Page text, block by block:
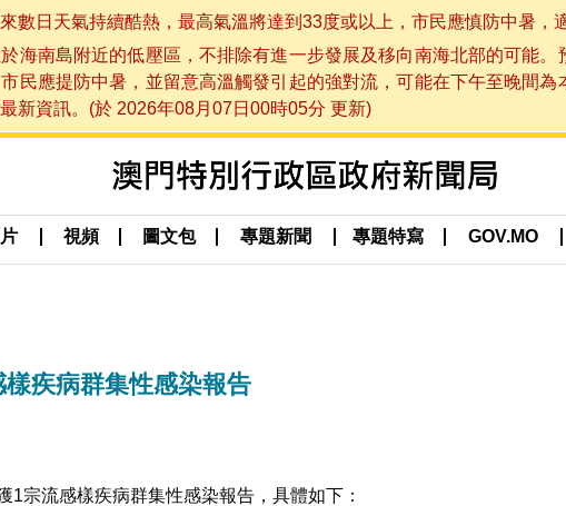
數日天氣持續酷熱，最高氣溫將達到33度或以上，市民應慎防中暑，
海南島附近的低壓區，不排除有進一步發展及移向南海北部的可能
民應提防中暑，並留意高溫觸發引起的強對流，可能在下午至晚間
新資訊。(於 2026年08月07日00時05分 更新)
視頻 圖文包 專題新聞 專題特寫 GOV.MO
疾病群集性感染報告
1宗流感樣疾病群集性感染報告，具體如下：